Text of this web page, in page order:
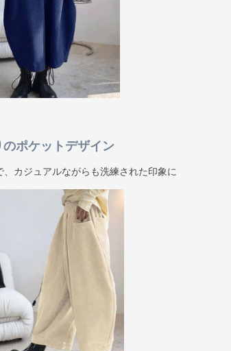
ポケットデザイン
カジュアルながらも洗練された印象に